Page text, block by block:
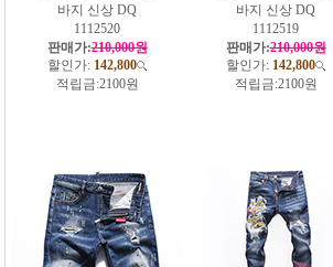
바지 신상 DQ
1112520
판매가:210,000원
할인가: 142,800
적립금:2100원
바지 신상 DQ
1112519
판매가:210,000원
할인가: 142,800
적립금:2100원